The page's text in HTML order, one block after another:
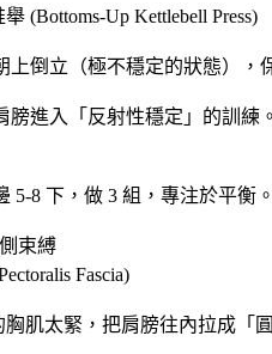
(Bottoms-Up Kettlebell Press)
上倒立（極不穩定的狀態），
膀進入「反射性穩定」的訓
5-8 下，做 3 組，專注於平衡。
束縛
Fascia)
肌太緊，把肩膀往內拉成「